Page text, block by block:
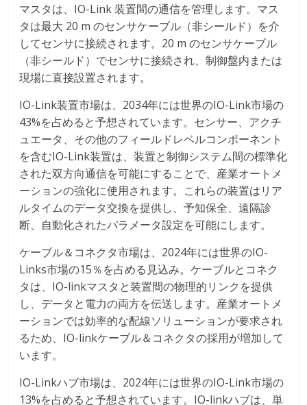
マスタは、IO-Link 装置間の通信を管理します。マス
タは最大 20 m のセンサケーブル（非シールド）を介
してセンサに接続されます。20 m のセンサケーブル
（非シールド）でセンサに接続され、制御盤内または
現場に直接設置されます。
IO-Link装置市場は、2034年には世界のIO-Link市場の
43%を占めると予想されています。センサー、アクチ
ュエータ、その他のフィールドレベルコンポーネント
を含むIO-Link装置は、装置と制御システム間の標準化
された双方向通信を可能にすることで、産業オートメ
ーションの強化に使用されます。これらの装置はリア
ルタイムのデータ交換を提供し、予知保全、遠隔診
断、自動化されたパラメータ設定を可能にします。
ケーブル＆コネクタ市場は、2024年には世界のIO-
Links市場の15％を占める見込み。ケーブルとコネク
タは、IO-linkマスタと装置間の物理的リンクを提供
し、データと電力の両方を伝送します。産業オートメ
ーションでは効率的な配線ソリューションが要求され
るため、IO-linkケーブル＆コネクタの採用が増加して
います。
IO-Linkハブ市場は、2024年には世界のIO-Link市場の
13%を占めると予想されています。IO-linkハブは、単